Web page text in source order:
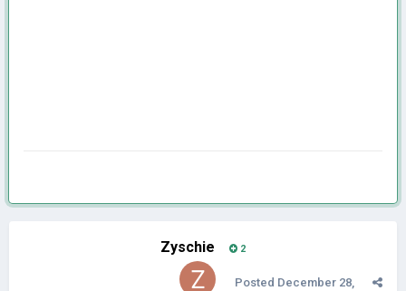
Zyschie 2
Posted December 28,